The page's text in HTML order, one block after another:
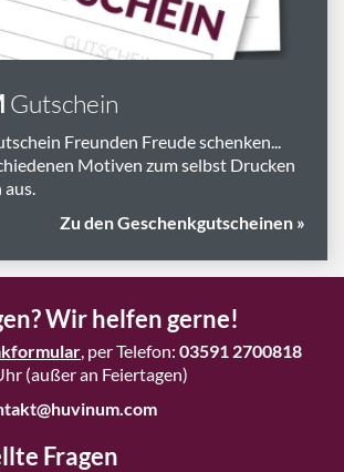
Gutschein
Freunden Freude schenken...
Motiven zum selbst Drucken
aus.
Zu den Geschenkgutscheinen »
Wir helfen gerne!
, per Telefon: 03591 2700818
(außer an Feiertagen)
Fragen